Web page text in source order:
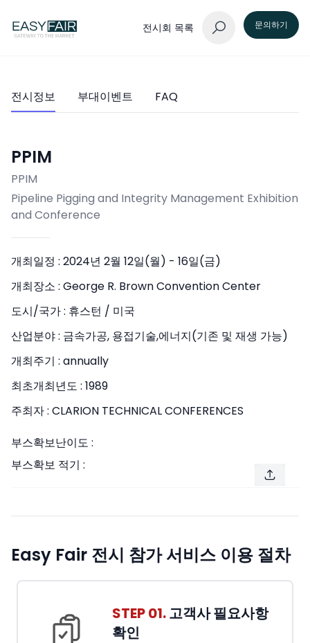
전시회 목록 문의하기
전시정보 부대이벤트 FAQ
PPIM
PPIM
Pipeline Pigging and Integrity Management Exhibition
and Conference
개최일정 : 2024년 2월 12일(월) - 16일(금)
개최장소 : George R. Brown Convention Center
도시/국가 : 휴스턴 / 미국
산업분야 : 금속가공, 용접기술,에너지(기존 및 재생 가능)
개최주기 : annually
최초개최년도 : 1989
주최자 : CLARION TECHNICAL CONFERENCES
부스확보난이도 :
부스확보 적기 :
Easy Fair 전시 참가 서비스 이용 절차
STEP 01.고객사 필요사항
확인